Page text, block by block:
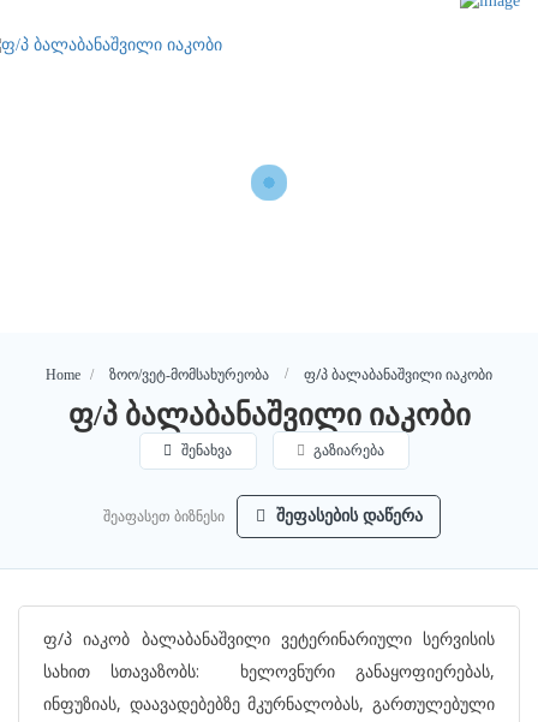
Home ზოო/ვეტ-მომსახურეობა ფ/პ ბალაბანაშვილი იაკობი
ფ/პ ბალაბანაშვილი იაკობი
შენახვა გაზიარება
შეაფასეთ ბიზნესი შეფასების დაწერა
ფ/პ იაკობ ბალაბანაშვილი ვეტერინარიული სერვისის
სახით სთავაზობს: ხელოვნური განაყოფიერებას,
ინფუზიას, დაავადებებზე მკურნალობას, გართულებული